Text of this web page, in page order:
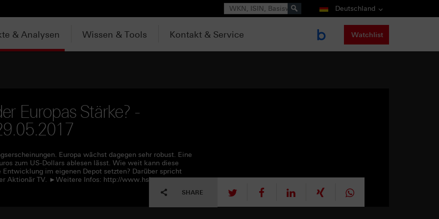
Suche Deutschland
& Analysen Wissen & Tools Kontakt & Service Watchlist
Europas Stärke? -
Europa wächst dagegen sehr robust. Eine
zum US-Dollars ablesen lässt. Wie weit kann diese
im eigenen Depot setzten? Darüber spricht
Aktionär TV. ►Weitere Infos: http://www.hsbc-
SHARE tweet mitteilen